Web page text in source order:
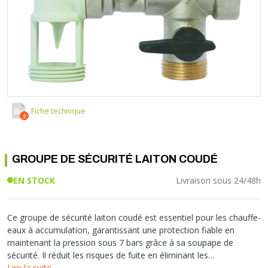
RACCORD PE (POLYÉTHYLÈNE)
RACCORD GALVA
RACCORD INOX
TUBE LAITON ET ECROU
TUYAU SOUPLE
COLLECTEUR NOURRICE
FLEXIBLE
ETANCHÉITÉ RACCORDEMENT
COMPTEUR ET ACCESSOIRE
FILTRATION
Soupape différentielle
Température
Vase d'expansion
Vanne de Température
Vanne de zone
Vanne mélangeuse
SOLAIRE
PAC
CHAUDIÈRE
TUBAGE CHEMINÉE CHAUDIÈRE POÊLE
EQUIPEMENT INDUSTRIEL
COMMUNICATION
COLLIER ET FIXATION
CONNEXION
CÂBLE
ECLAIRAGE
PILES ET ACCUMULATEURS
BLOC DE SÉCURITÉ
TRAPPE CHATIÈRE ET HUBLOT
VOTRE SOLUTION CHAUFFAGE
Fiche technique
GROUPE DE SÉCURITÉ LAITON COUDÉ
EN STOCK Livraison sous 24/48h
Ce groupe de sécurité laiton coudé est essentiel pour les chauffe-
eaux à accumulation, garantissant une protection fiable en
maintenant la pression sous 7 bars grâce à sa soupape de
sécurité. Il réduit les risques de fuite en éliminant les